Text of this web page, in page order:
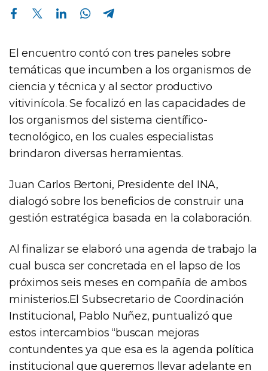
Compartir en Facebook Compartir en Twitter Compartir en Linkedin Compartir en Whatsapp
El encuentro contó con tres paneles sobre
temáticas que incumben a los organismos de
ciencia y técnica y al sector productivo
vitivinícola. Se focalizó en las capacidades de
los organismos del sistema científico-
tecnológico, en los cuales especialistas
brindaron diversas herramientas.
Juan Carlos Bertoni, Presidente del INA,
dialogó sobre los beneficios de construir una
gestión estratégica basada en la colaboración.
Al finalizar se elaboró una agenda de trabajo la
cual busca ser concretada en el lapso de los
próximos seis meses en compañía de ambos
ministerios.El Subsecretario de Coordinación
Institucional, Pablo Nuñez, puntualizó que
estos intercambios “buscan mejoras
contundentes ya que esa es la agenda política
institucional que queremos llevar adelante en